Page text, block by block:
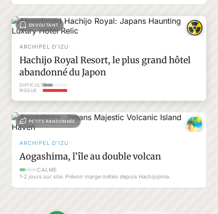
ENVOUTANT
ARCHIPEL D'IZU
Hachijo Royal Resort, le plus grand hôtel
abandonné du Japon
DIFFICULTÉ
RISQUE
PETITE RANDONNÉE
ARCHIPEL D'IZU
Aogashima, l’île au double volcan
CALME
1-2 jours sur site. Prévoir marge météo depuis Hachijojima.